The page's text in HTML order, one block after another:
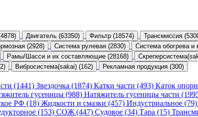
Двигатель (63350) Фильтр (18574) Трансмиссия
(2928) Система рулевая (2830) Система обогрева и
Рамы/Шасси и их составляющие (28168)
Вибросистема(sakai) (162) Рекламная продукция (300)
(1441) Звездочка (1874) Катки части (493) Каток
гусеницы (988) Натяжитель гусеницы части
РФ (18) Жидкости и смазки (457) Индустриальное (79)
(153) СОЖ (447) Судовое (34) Тара (15)